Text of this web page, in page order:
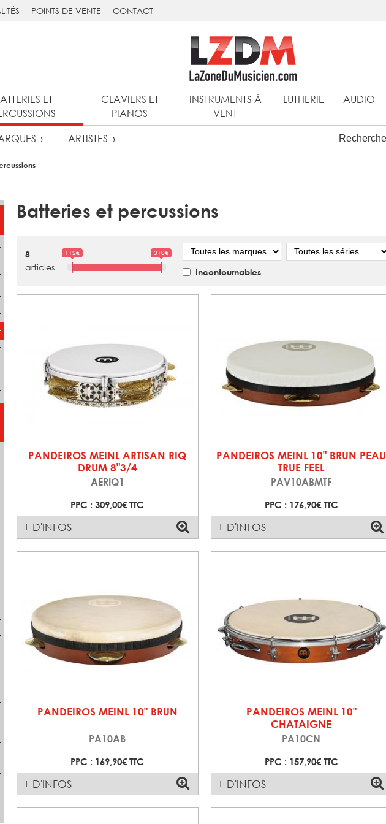
POINTS DE VENTE CONTACT
ET
CLAVIERS ET
PIANOS
INSTRUMENTS À
VENT
LUTHERIE AUDIO
ARTISTES
Batteries et percussions
8
articles
112€ 310€ Marque Série
Incontournables
PANDEIROS MEINL ARTISAN RIQ
DRUM 8"3/4
AERIQ1
PPC : 309,00€ TTC
+ D'INFOS
PANDEIROS MEINL 10" BRUN PEAU
TRUE FEEL
PAV10ABMTF
PPC : 176,90€ TTC
+ D'INFOS
PANDEIROS MEINL 10" BRUN
PA10AB
PPC : 169,90€ TTC
+ D'INFOS
PANDEIROS MEINL 10"
CHATAIGNE
PA10CN
PPC : 157,90€ TTC
+ D'INFOS